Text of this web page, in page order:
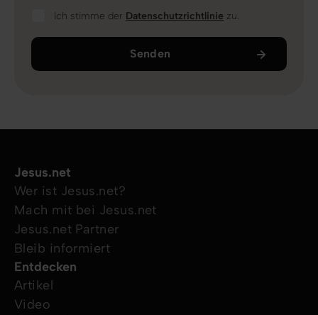
Ich stimme der Datenschutzrichtlinie zu.
Senden
Jesus.net
Wer ist Jesus.net?
Mach mit bei Jesus.net
Jesus.net Partner
Bleib informiert
Entdecken
Artikel
Video